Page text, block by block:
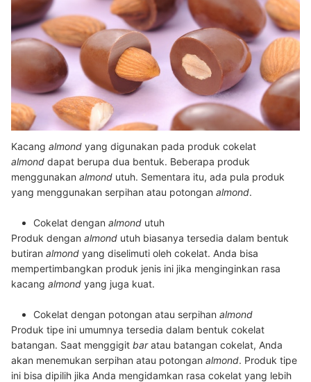
Kacang almond yang digunakan pada produk cokelat
almond dapat berupa dua bentuk. Beberapa produk
menggunakan almond utuh. Sementara itu, ada pula produk
yang menggunakan serpihan atau potongan almond.
Cokelat dengan almond utuh
Produk dengan almond utuh biasanya tersedia dalam bentuk
butiran almond yang diselimuti oleh cokelat. Anda bisa
mempertimbangkan produk jenis ini jika menginginkan rasa
kacang almond yang juga kuat.
Cokelat dengan potongan atau serpihan almond
Produk tipe ini umumnya tersedia dalam bentuk cokelat
batangan. Saat menggigit baratau batangan cokelat, Anda
akan menemukan serpihan atau potongan almond. Produk tipe
ini bisa dipilih jika Anda mengidamkan rasa cokelat yang lebih